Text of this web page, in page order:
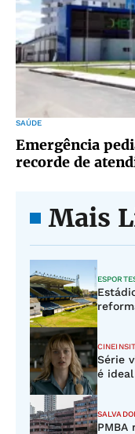
SAÚDE
Emergência
recorde de
Mais
Série
é
PMBA